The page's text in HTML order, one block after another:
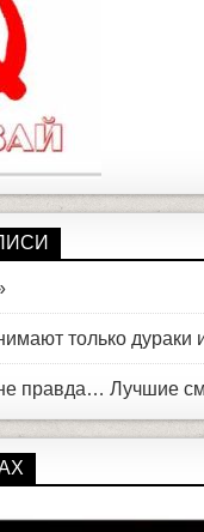
только дураки
правда… Лучшие